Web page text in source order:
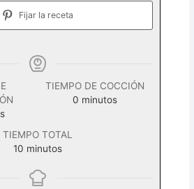
Fijar la receta
TIEMPO DE COCCIÓN
0 minutos
minutos
TIEMPO TOTAL
10 minutos
minutos